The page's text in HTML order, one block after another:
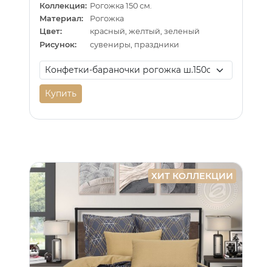
Коллекция: Рогожка 150 см.
Материал:
Рогожка
Цвет:
красный, желтый, зеленый
Рисунок:
сувениры, праздники
Купить
ХИТ КОЛЛЕКЦИИ